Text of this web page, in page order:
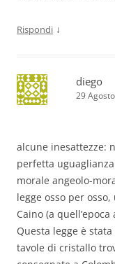
Rispondi ↓
diego
29
alcune inesattezze:
perfetta
morale angeolo-
legge osso per
Caino (a
Questa legge è
tavole di cristallo